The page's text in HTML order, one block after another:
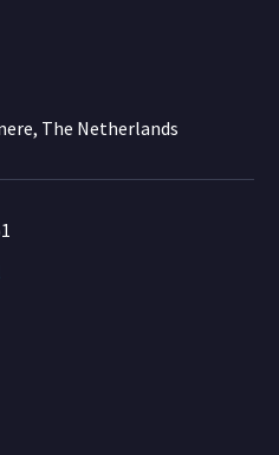
The Netherlands